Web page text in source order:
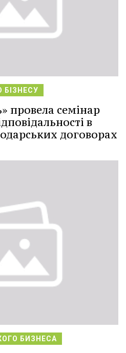
провела семінар
в
договорах
БИЗНЕСА